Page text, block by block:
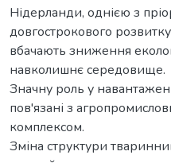
Нідерланди, однією з
довгострокового розвитку
вбачають зниження
навколишнє середовище.
Значну роль у
пов'язані з
комплексом.
Зміна структури